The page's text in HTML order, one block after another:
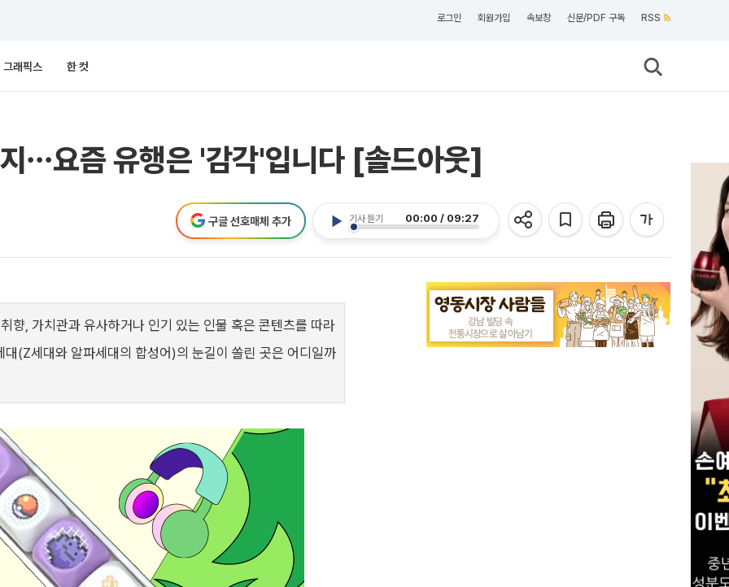
로그인 회원가입 속보창 신문/PDF 구독 RSS
그래픽스 한 컷
⋯요즘 유행은 '감각'입니다 [솔드아웃]
기사 듣기 00:00 / 09:27
구글 선호매체 추가
향, 가치관과 유사하거나 인기 있는 인물 혹은 콘텐츠를 따라
(Z세대와 알파세대의 합성어)의 눈길이 쏠린 곳은 어디일까